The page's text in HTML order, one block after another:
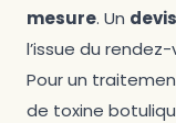
mesure. Un
l’issue du rendez-
Pour un
de toxine